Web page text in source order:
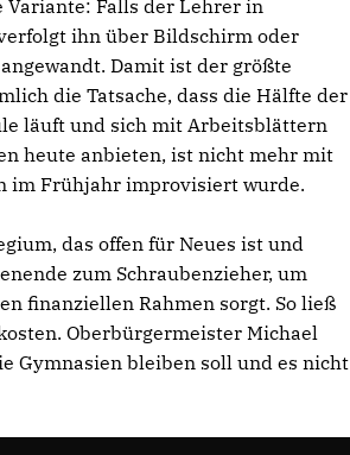
Variante: Falls der Lehrer in
ihn über Bildschirm oder
Damit ist der größte
die Tatsache, dass die Hälfte der
läuft und sich mit Arbeitsblättern
heute anbieten, ist nicht mehr mit
im Frühjahr improvisiert wurde.
das offen für Neues ist und
zum Schraubenzieher, um
finanziellen Rahmen sorgt. So ließ
Oberbürgermeister Michael
Gymnasien bleiben soll und es nicht